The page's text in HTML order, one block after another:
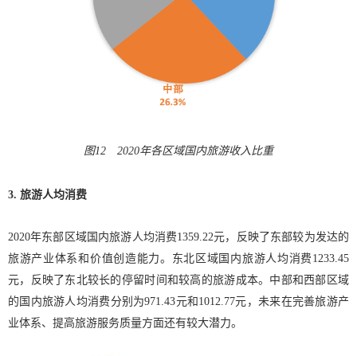
图12 2020年各区域国内旅游收入比重
3. 旅游人均消费
2020年东部区域国内旅游人均消费1359.22元，反映了东部较为发达的
旅游产业体系和价值创造能力。东北区域国内旅游人均消费1233.45
元，反映了东北较长的停留时间和较高的旅游成本。中部和西部区域
的国内旅游人均消费分别为971.43元和1012.77元，未来在完善旅游产
业体系、提高旅游服务质量方面还有较大潜力。